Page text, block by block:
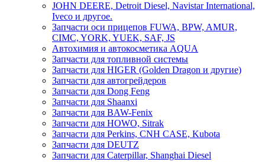
JOHN DEERE, Detroit Diesel, Navistar International,
Iveco и другое.
Запчасти оси прицепов FUWA, BPW, AMUR,
CIMC, YORK, YUEK, SAF, JS
Автохимия и автокосметика AQUA
Запчасти для топливной системы
Запчасти для HIGER (Golden Dragon и другие)
Запчасти для автогрейдеров
Запчасти для Dong Feng
Запчасти для Shaanxi
Запчасти для BAW-Fenix
Запчасти для HOWO, Sitrak
Запчасти для Perkins, CNH CASE, Kubota
Запчасти для DEUTZ
Запчасти для Caterpillar, Shanghai Diesel